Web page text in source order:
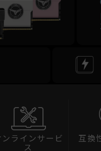
ンラインサービ
ス
互換